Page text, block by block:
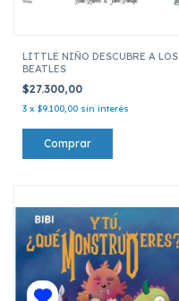
LITTLE NIÑO DESCUBRE A LOS
BEATLES
$27.300,00
3 x $9.100,00 sin interés